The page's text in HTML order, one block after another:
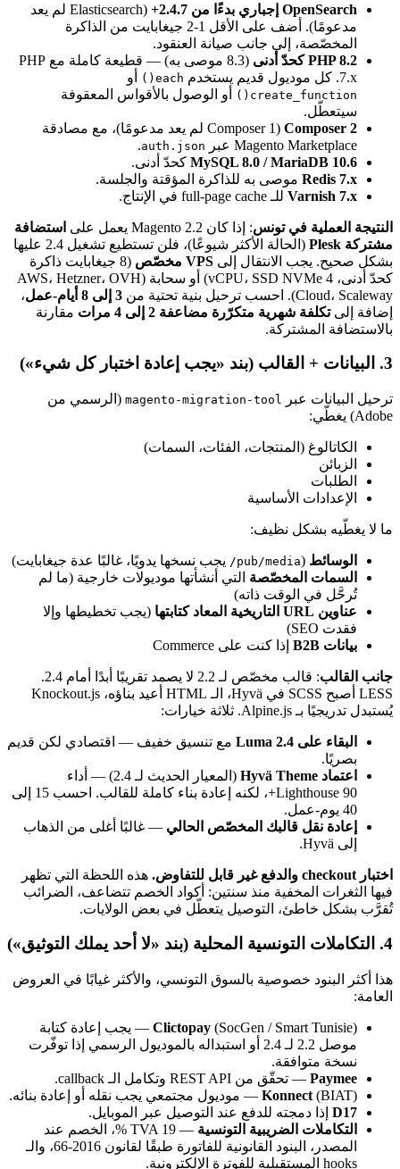
OpenSearch إجباري بدءًا من 2.4.7+
(Elasticsearch لم يعد
مدعومًا). أضف على الأقل 1-2 جيغابايت من الذاكرة
المخصّصة، إلى جانب صيانة العنقود.
PHP 8.2 كحدّ أدنى
(8.3 موصى به) — قطيعة كاملة مع PHP
7.x. كل موديول قديم يستخدم
each() أو
create_function()
أو الوصول بالأقواس المعقوفة
سيتعطّل.
Composer 2
(Composer 1 لم يعد مدعومًا)، مع مصادقة
Magento Marketplace عبر
auth.json
.
MySQL 8.0 / MariaDB 10.6كحدّ أدنى.
Redis 7.xموصى به للذاكرة المؤقتة والجلسة.
Varnish 7.xللـ full-page cache في الإنتاج.
النتيجة العملية في تونس : إذا كان Magento 2.2 يعمل على
استضافة
مشتركة Plesk
(الحالة الأكثر شيوعًا)، فلن تستطيع تشغيل 2.4 عليها
بشكل صحيح. يجب الانتقال إلى VPS مخصّص
(8 جيغابايت ذاكرة
كحدّ أدنى، 4 vCPU، SSD NVMe) أو سحابة (AWS، Hetzner، OVH
Cloud، Scaleway). احسب ترحيل بنية تحتية من
3 إلى 8 أيام-عمل
،
إضافة إلى تكلفة شهرية متكرّرة مضاعفة 2 إلى 4 مرات
مقارنة
بالاستضافة المشتركة.
3. البيانات + القالب (بند «يجب إعادة اختبار كل شيء»)
ترحيل البيانات عبر magento-migration-tool(الرسمي من
Adobe) يغطّي:
الكاتالوغ (المنتجات، الفئات، السمات)
الزبائن
الطلبات
الإعدادات الأساسية
ما لا يغطّيه بشكل نظيف:
الوسائط(
pub/media/
يجب نسخها يدويًا، غالبًا عدة جيغابايت)
السمات المخصّصةالتي أنشأتها موديولات خارجية (ما لم
تُرحَّل في الوقت ذاته)
عناوين URL التاريخية المعاد كتابتها
(يجب تخطيطها وإلا
فقدت SEO)
بيانات B2B
إذا كنت على Commerce
جانب القالب
: قالب مخصّص لـ 2.2 لا يصمد تقريبًا أبدًا أمام 2.4.
LESS أصبح SCSS في Hyvä، الـ HTML أعيد بناؤه، Knockout.js
يُستبدل تدريجيًا بـ Alpine.js. ثلاثة خيارات:
البقاء على Luma 2.4
مع تنسيق خفيف — اقتصادي لكن قديم
بصريًا.
اعتماد Hyvä Theme
(المعيار الحديث لـ 2.4) — أداء
Lighthouse 90+، لكنه إعادة بناء كاملة للقالب. احسب 15 إلى
40 يوم-عمل.
إعادة نقل قالبك المخصّص الحالي — غالبًا أغلى من الذهاب
إلى Hyvä.
اختبار checkout والدفع غير قابل للتفاوض.
هذه اللحظة التي تظهر
فيها الثغرات المخفية منذ سنتين: أكواد الخصم تتضاعف، الضرائب
تُقرَّب بشكل خاطئ، التوصيل يتعطّل في بعض الولايات.
4. التكاملات التونسية المحلية (بند «لا أحد يملك التوثيق»)
هذا أكثر البنود خصوصية بالسوق التونسي، والأكثر غيابًا في العروض
العامة:
Clictopay(SocGen / Smart Tunisie) — يجب إعادة كتابة
موصل 2.2 لـ 2.4 أو استبداله بالموديول الرسمي إذا توفّرت
نسخة متوافقة.
Paymee— تحقّق من REST API وتكامل الـ callback.
Konnect(BIAT) — موديول مجتمعي يجب نقله أو إعادة بنائه.
D17إذا دمجته للدفع عند التوصيل عبر الموبايل.
التكاملات الضريبية التونسية
— TVA 19 %، الخصم عند
المصدر، البنود القانونية للفاتورة طبقًا لقانون 2016-66، والـ
hooks المستقبلية للفوترة الإلكترونية.